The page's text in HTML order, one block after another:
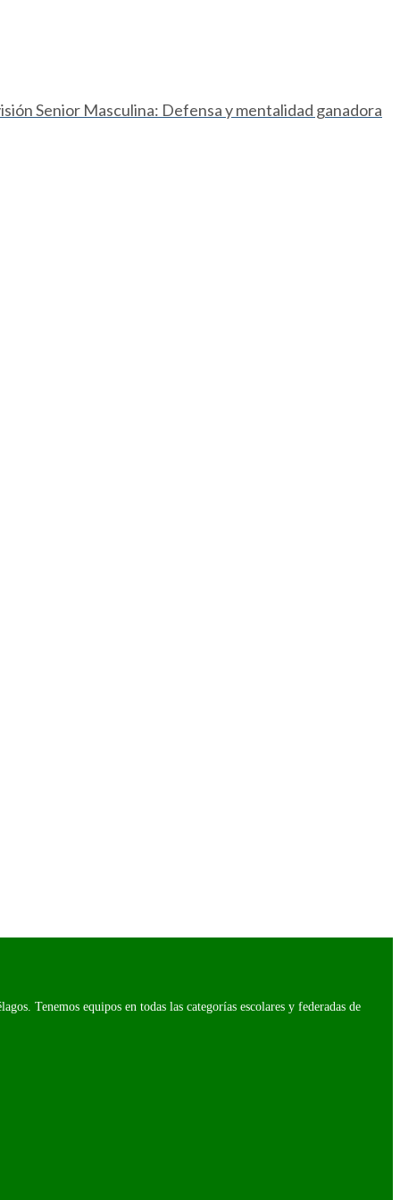
Senior Masculina: Defensa y mentalidad ganadora
Tenemos equipos en todas las categorías escolares y federadas de